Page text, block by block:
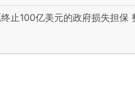
止100亿美元的政府损失担保